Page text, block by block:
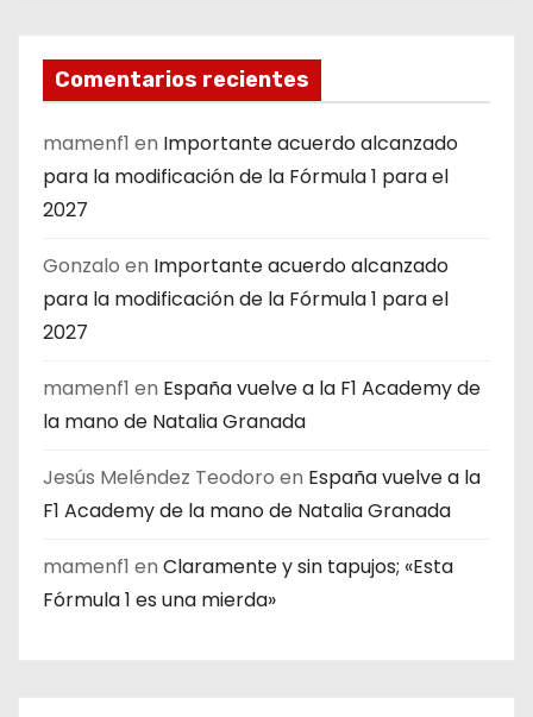
Comentarios recientes
mamenf1 en Importante acuerdo alcanzado
para la modificación de la Fórmula 1 para el
2027
Gonzalo en Importante acuerdo alcanzado
para la modificación de la Fórmula 1 para el
2027
mamenf1 en España vuelve a la F1 Academy de
la mano de Natalia Granada
Jesús Meléndez Teodoro en España vuelve a la
F1 Academy de la mano de Natalia Granada
mamenf1 en Claramente y sin tapujos; «Esta
Fórmula 1 es una mierda»